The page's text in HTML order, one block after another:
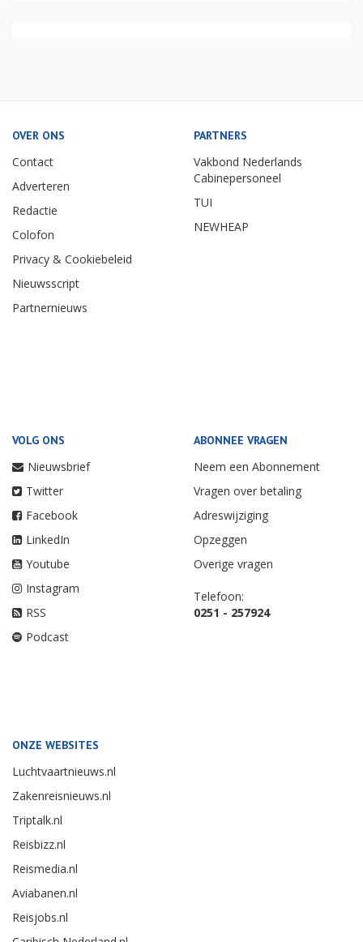
OVER ONS
Contact
Adverteren
Redactie
Colofon
Privacy & Cookiebeleid
Nieuwsscript
Partnernieuws
PARTNERS
Vakbond Nederlands
Cabinepersoneel
TUI
NEWHEAP
VOLG ONS
Nieuwsbrief
Twitter
Facebook
LinkedIn
Youtube
Instagram
RSS
Podcast
ABONNEE VRAGEN
Neem een Abonnement
Vragen over betaling
Adreswijziging
Opzeggen
Overige vragen
Telefoon:
0251 - 257924
ONZE WEBSITES
Luchtvaartnieuws.nl
Zakenreisnieuws.nl
Triptalk.nl
Reisbizz.nl
Reismedia.nl
Aviabanen.nl
Reisjobs.nl